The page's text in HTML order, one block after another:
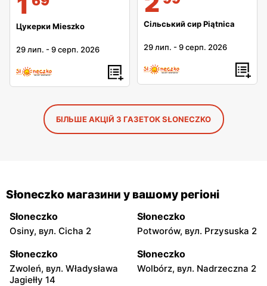
Цукерки Mieszko
29 лип. -9 серп. 2026
Сільський сир Piątnica
29 лип. -9 серп. 2026
БІЛЬШЕ АКЦІЙ З ГАЗЕТОК SŁONECZKO
Słoneczko магазини у вашому регіоні
Słoneczko
Osiny, вул. Cicha 2
Słoneczko
Potworów, вул. Przysuska 2
Słoneczko
Zwoleń, вул. Władysława
Jagiełły 14
Słoneczko
Wolbórz, вул. Nadrzeczna 2